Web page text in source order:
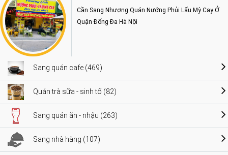
Cần Sang Nhượng Quán Nướng Phủi Lẩu Mỳ Cay Ở
Quận Đống Đa Hà Nội
Sang quán cafe (469)
Quán trà sữa - sinh tố (82)
Sang quán ăn - nhậu (263)
Sang nhà hàng (107)